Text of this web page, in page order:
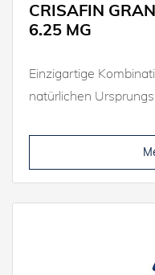
CRISAFIN
6.25 MG
Einzigartige
natürlichen Ursprungs